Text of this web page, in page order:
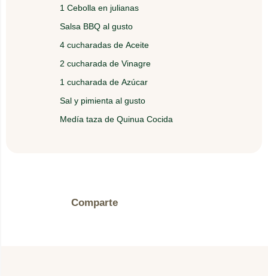
1 Cebolla en julianas
Salsa BBQ al gusto
4 cucharadas de Aceite
2 cucharada de Vinagre
1 cucharada de Azúcar
Sal y pimienta al gusto
Medía taza de Quinua Cocida
adicione la cebolla caramelizada y por último el
queso mozzarella en cubos.
Comparte